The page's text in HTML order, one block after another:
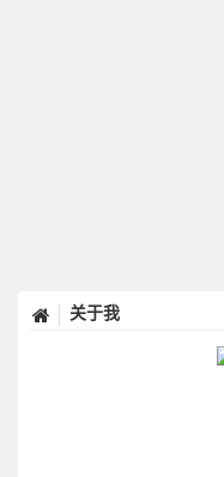
关于我